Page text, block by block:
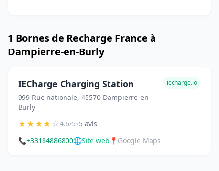
1 Bornes de Recharge France à
Dampierre-en-Burly
IECharge Charging Station
999 Rue nationale, 45570 Dampierre-en-
Burly
iecharge.io
★★★★☆4.6/5•5 avis
📞+33184886800🌐Site web 📍 Google Maps